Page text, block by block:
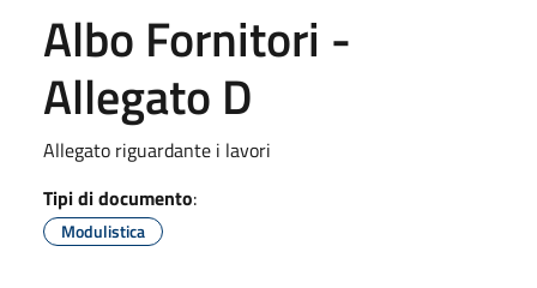
Albo Fornitori -
Allegato D
Allegato riguardante i lavori
Tipi di documento:
Modulistica